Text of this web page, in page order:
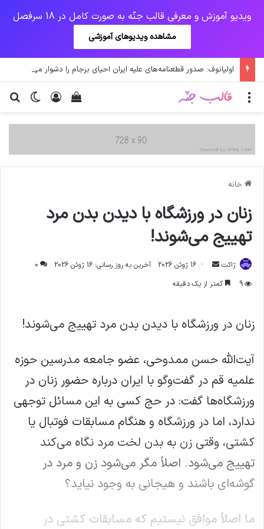
ویدیو آموزش و معرفی قالب جنّه به صورت کامل در 18 سرفصل
مشاهده ویدیوهای آموزشی
اولیانوف: صدور قطعنامه‌های علیه ایران احیای برجام را دشوار می‌کند
تغییر ورود
دیدن سبد خرید منو
خانه
زنان در ورزشگاه با دیدن بدن مرد
تهییج می‌شوند!
ژاکت
ارسال
ایمیل
16 ژوئن 2026 آخرین به روز رسانی: 16 ژوئن 2026
0
9
کمتر از یک دقیقه
زنان در ورزشگاه با دیدن بدن مرد تهییج می‌شوند!
آیت‌الله حسن ممدوحی، عضو جامعه مدرسین حوزه
علمیه قم در گفت‌وگو با ایران درباره حضور زنان در
ورزشگاه‌ها گفت: در حج کسی به این مسائل توجهی
ندارد، اما در ورزشگاه و هنگام مسابقات فوتبال یا
کشتی، وقتی زن به بدن لخت مرد نگاه می‌کند
تهییج می‌شود. اصلاً مگر می‌شود زن و مرد در
گوشه‌ای باشند و هیجانی به وجود نیاید؟
ما اصلاً موافق نیستیم که مسابقات کشتی در